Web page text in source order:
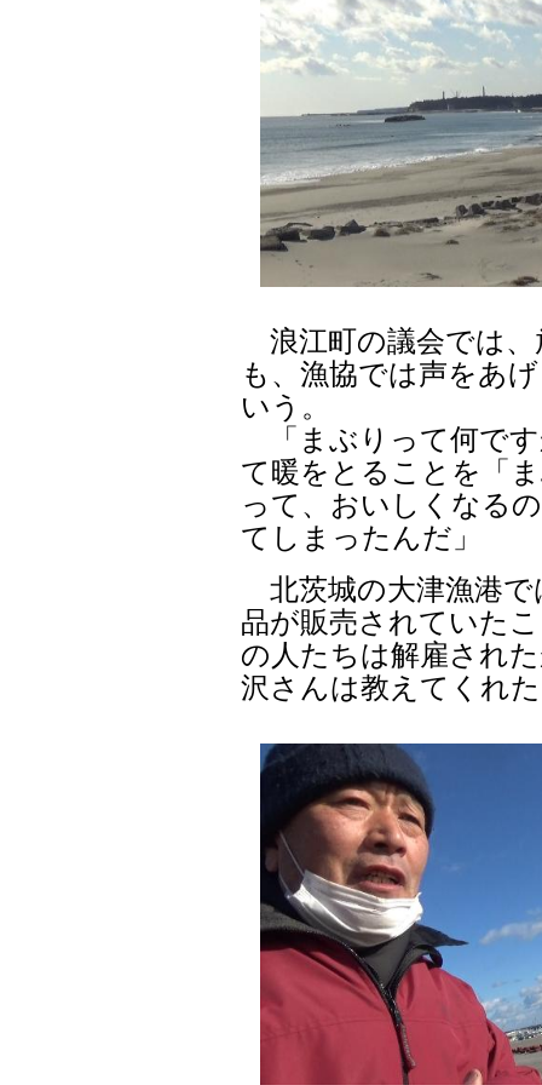
浪江町の議会では、
も、漁協では声をあ
いう。
「まぶりって何です
て暖をとることを「
って、おいしくなる
てしまったんだ」
北茨城の大津漁港で
品が販売されていた
の人たちは解雇され
沢さんは教えてくれ